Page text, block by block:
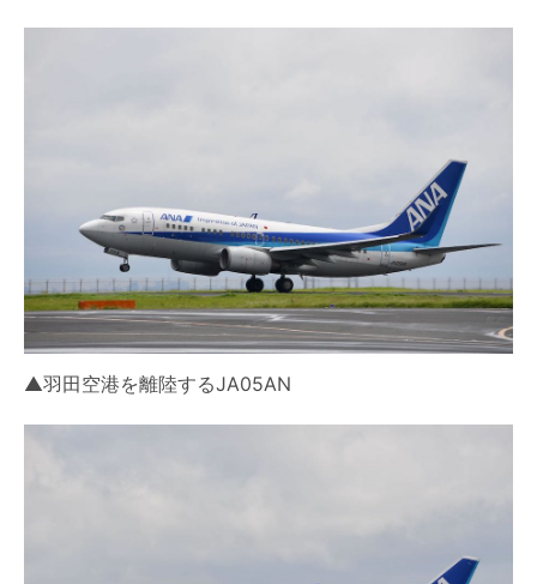
▲羽田空港を離陸するJA05AN